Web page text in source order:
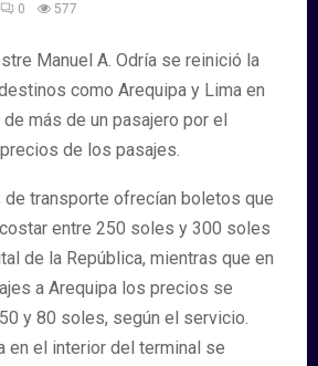
0 577
Manuel A. Odría se reinició la
como Arequipa y Lima en
más de un pasajero por el
de los pasajes.
transporte ofrecían boletos que
entre 250 soles y 300 soles
de la República, mientras que en
a Arequipa los precios se
y 80 soles, según el servicio.
en el interior del terminal se